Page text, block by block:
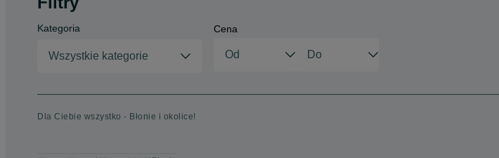
Kategoria
Wszystkie kategorie
Cena
Dla Ciebie wszystko - Błonie i okolice!